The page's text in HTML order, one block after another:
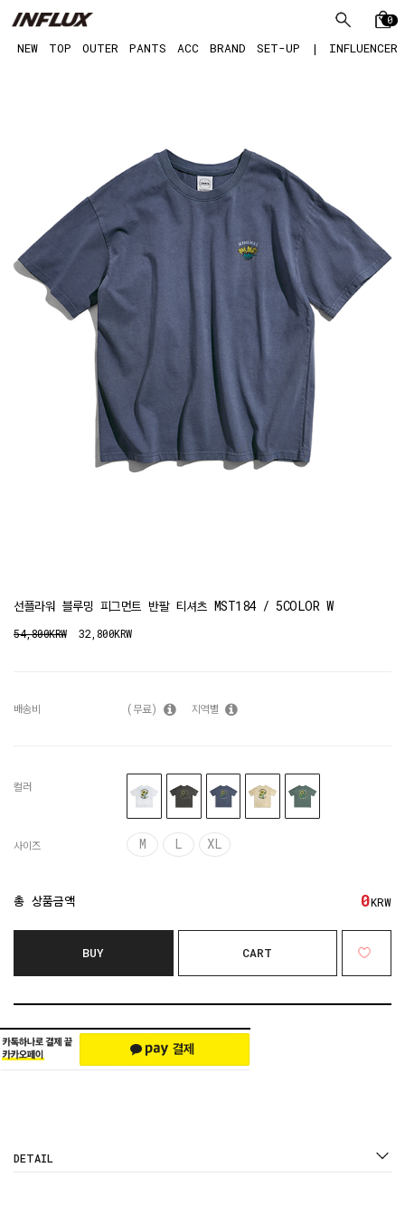
0
NEW TOP OUTER PANTS ACC BRAND SET-UP | INFLUENCER
선플라워 블루밍 피그먼트 반팔 티셔츠 MST184 / 5COLOR W
54,800KRW 32,800KRW
배송비 (무료) 지역별
컬러
사이즈 M L XL
총 상품금액 0KRW
BUY CART
DETAIL